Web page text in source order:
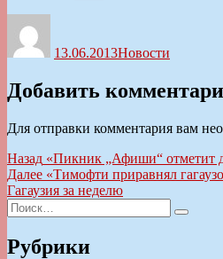
13.06.2013Новости
Добавить
Для отправки комментария вам
Навигация
по
записям
Назад Предыдущая
запись:
«Пикник „Афиши“ отметит
Далее Следующая
запись:
«Тимофти приравнял
Гагаузия за неделю
Искать:
Поиск
Рубрики